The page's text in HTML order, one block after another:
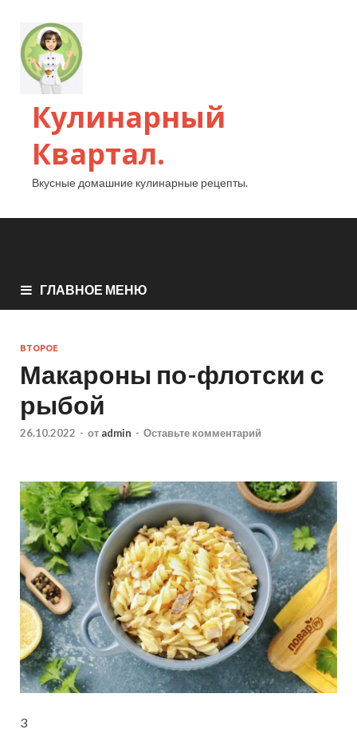
Кулинарный
Квартал.
Вкусные домашние кулинарные рецепты.
ГЛАВНОЕ МЕНЮ
ВТОРОЕ
Макароны по-флотски с
рыбой
26.10.2022 - от admin - Оставьте комментарий
3